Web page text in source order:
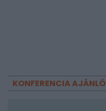
KONFERENCIA AJÁNLÓ